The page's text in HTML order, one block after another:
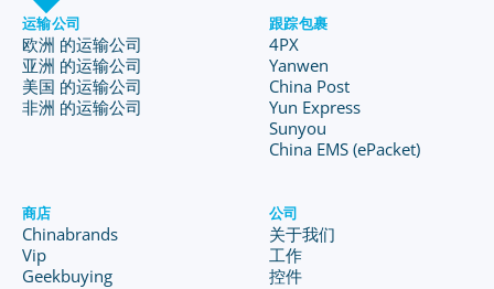
运输公司
欧洲 的运输公司
亚洲 的运输公司
美国 的运输公司
非洲 的运输公司
跟踪包裹
4PX
Yanwen
China Post
Yun Express
Sunyou
China EMS (ePacket)
商店
Chinabrands
Vip
Geekbuying
公司
关于我们
工作
控件